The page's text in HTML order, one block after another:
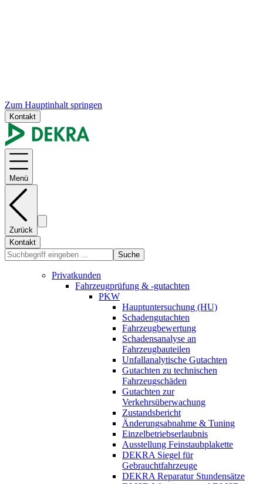
Zum Hauptinhalt springen
Kontakt
Menü
Zurück
Kontakt
Suche
Privatkunden
Fahrzeugprüfung & -gutachten
PKW
Hauptuntersuchung (HU)
Schadengutachten
Fahrzeugbewertung
Schadensanalyse an
Fahrzeugbauteilen
Unfallanalytische Gutachten
Gutachten zu technischen
Fahrzeugschäden
Gutachten zur
Verkehrsüberwachung
Zustandsbericht
Änderungsabnahme & Tuning
Einzelbetriebserlaubnis
Ausstellung Feinstaubplakette
DEKRA Siegel für
Gebrauchtfahrzeuge
DEKRA Reparatur Stundensätze